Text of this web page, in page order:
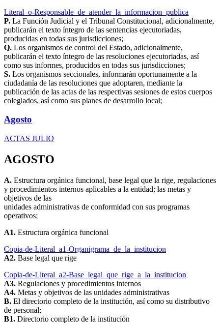
Literal_o-Responsable_de_atender_la_informacion_publica
P. La Función Judicial y el Tribunal Constitucional, adicionalmente,
publicarán el texto íntegro de las sentencias ejecutoriadas,
producidas en todas sus jurisdicciones;
Q. Los organismos de control del Estado, adicionalmente,
publicarán el texto íntegro de las resoluciones ejecutoriadas, así
como sus informes, producidos en todas sus jurisdicciones;
S. Los organismos seccionales, informarán oportunamente a la
ciudadanía de las resoluciones que adoptaren, mediante la
publicación de las actas de las respectivas sesiones de estos cuerpos
colegiados, así como sus planes de desarrollo local;
Agosto
ACTAS JULIO
AGOSTO
A. Estructura orgánica funcional, base legal que la rige, regulaciones
y procedimientos internos aplicables a la entidad; las metas y
objetivos de las
unidades administrativas de conformidad con sus programas
operativos;
A1. Estructura orgánica funcional
Copia-de-Literal_a1-Organigrama_de_la_institucion
A2. Base legal que rige
Copia-de-Literal_a2-Base_legal_que_rige_a_la_institucion
A3. Regulaciones y procedimientos internos
A4. Metas y objetivos de las unidades administrativas
B. El directorio completo de la institución, así como su distributivo
de personal;
B1. Directorio completo de la institución